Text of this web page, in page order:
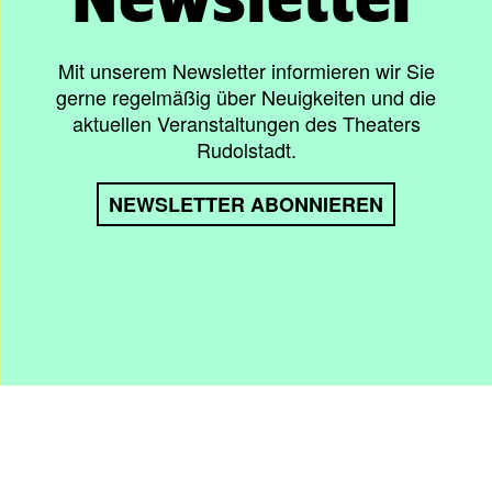
Mit unserem Newsletter informieren wir Sie
gerne regelmäßig über Neuigkeiten und die
aktuellen Veranstaltungen des Theaters
Rudolstadt.
NEWSLETTER ABONNIEREN